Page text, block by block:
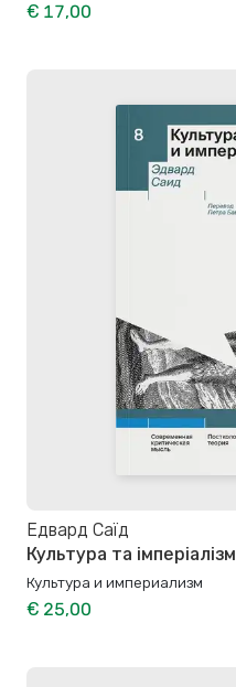
€ 17,00
Едвард Саїд
Культура та імперіалізм
Культура и империализм
€ 25,00